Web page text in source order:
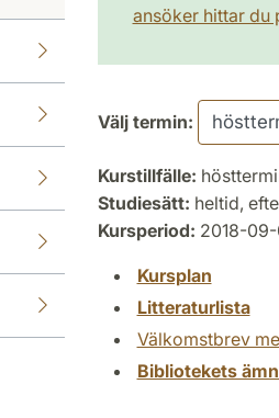
ansöker hittar du
Välj termin:
Kurstillfälle:
Studiesätt: heltid,
Kursperiod: 2018-09-
Kursplan
Litteraturlista
Välkomstbrev
Bibliotekets